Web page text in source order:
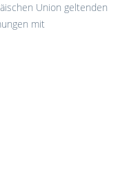
Union geltenden
mit